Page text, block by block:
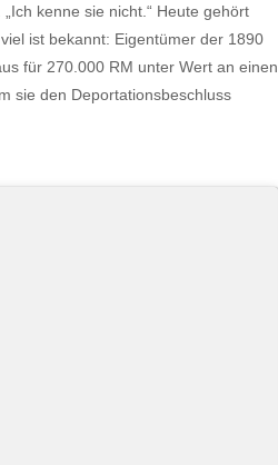
kenne sie nicht.“ Heute gehört
ist bekannt: Eigentümer der 1890
für 270.000 RM unter Wert an einen
sie den Deportationsbeschluss